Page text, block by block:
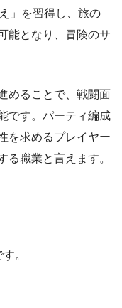
」を習得し、旅の
能となり、冒険のサ
めることで、戦闘面
です。パーティ編成
を求めるプレイヤー
る職業と言えます。
。